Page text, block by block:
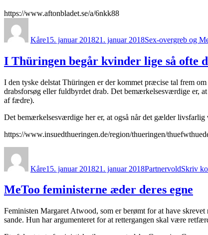
https://www.aftonbladet.se/a/6nkk88
Kåre15. januar 201821. januar 2018Sex-overgreb og
I Thüringen begår kvinder lige så ofte
I den tyske delstat Thüringen er der kommet præcise tal frem
drabsforsøg eller fuldbyrdet drab. Det bemærkelsesværdige er,
af fædre).
Det bemærkelsesværdige her er, at også når det gælder
https://www.insuedthueringen.de/region/thueringen/
Kåre15. januar 201821. januar 2018PartnervoldSkriv
MeToo feministerne æder deres egne
Feministen Margaret Atwood, som er berømt for at have
sande. Hun har argumenteret for at rettergangen skal være